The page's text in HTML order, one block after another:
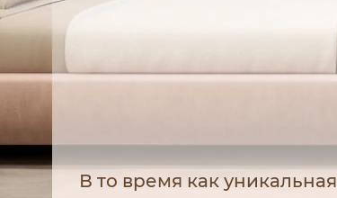
В то время как уникальная